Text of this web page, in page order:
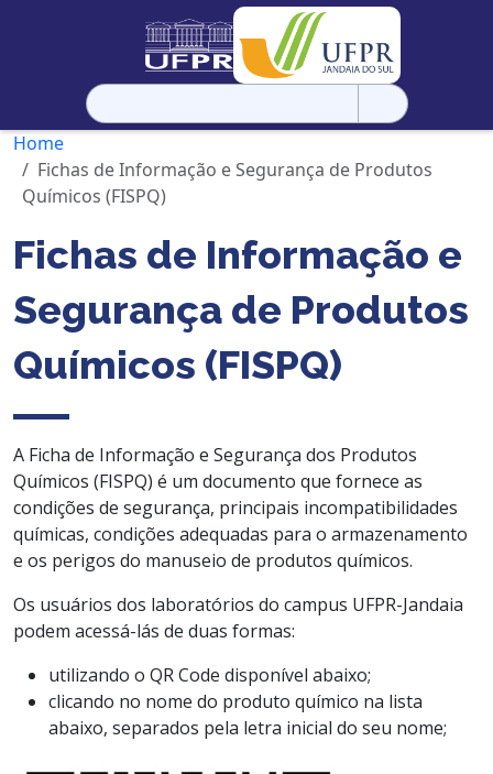
Pesquisar
por:
Home
Fichas de Informação e Segurança de Produtos
Químicos (FISPQ)
Fichas de Informação e
Segurança de Produtos
Químicos (FISPQ)
A Ficha de Informação e Segurança dos Produtos
Químicos (FISPQ) é um documento que fornece as
condições de segurança, principais incompatibilidades
químicas, condições adequadas para o armazenamento
e os perigos do manuseio de produtos químicos.
Os usuários dos laboratórios do campus UFPR-Jandaia
podem acessá-lás de duas formas:
utilizando o QR Code disponível abaixo;
clicando no nome do produto químico na lista
abaixo, separados pela letra inicial do seu nome;